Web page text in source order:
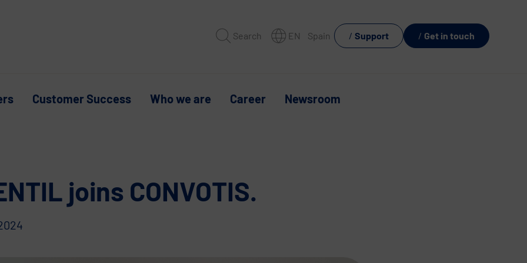
Search EN Spain Support Get in touch
Customer Success Who we are Career Newsroom
joins CONVOTIS.